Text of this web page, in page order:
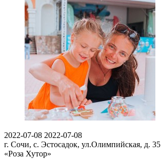
2022-07-08 2022-07-08
г. Сочи, с. Эстосадок, ул.Олимпийская, д. 35
«Роза Хутор»